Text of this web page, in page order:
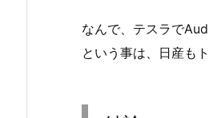
なんで、テスラで
という事は、日産も